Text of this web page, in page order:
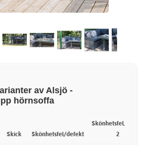
av Alsjö -
hörnsoffa
Skick Skönhetsfel/defekt
Skönhetsfel/
2